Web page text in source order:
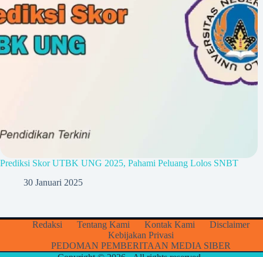
Prediksi Skor UTBK UNG 2025, Pahami Peluang Lolos SNBT
30 Januari 2025
Redaksi Tentang Kami Kontak Kami
Disclaimer
Kebijakan Privasi
PEDOMAN PEMBERITAAN MEDIA SIBER